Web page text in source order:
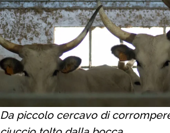
Da piccolo cercavo di